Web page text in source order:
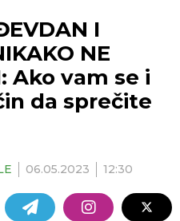
I
NE
Ako vam se i
da sprečite
06.05.2023 12:30